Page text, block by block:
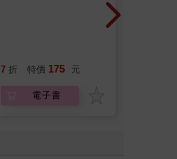
享受人生
7 折 特價 175 元
電子書